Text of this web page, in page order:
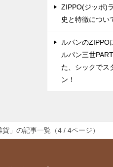
ZIPPO(ジッポ)
史と特徴につい
ルパンのZIPPO
ルパン三世
た、シックでス
ン！
貨」の記事一覧（4 / 4ページ）